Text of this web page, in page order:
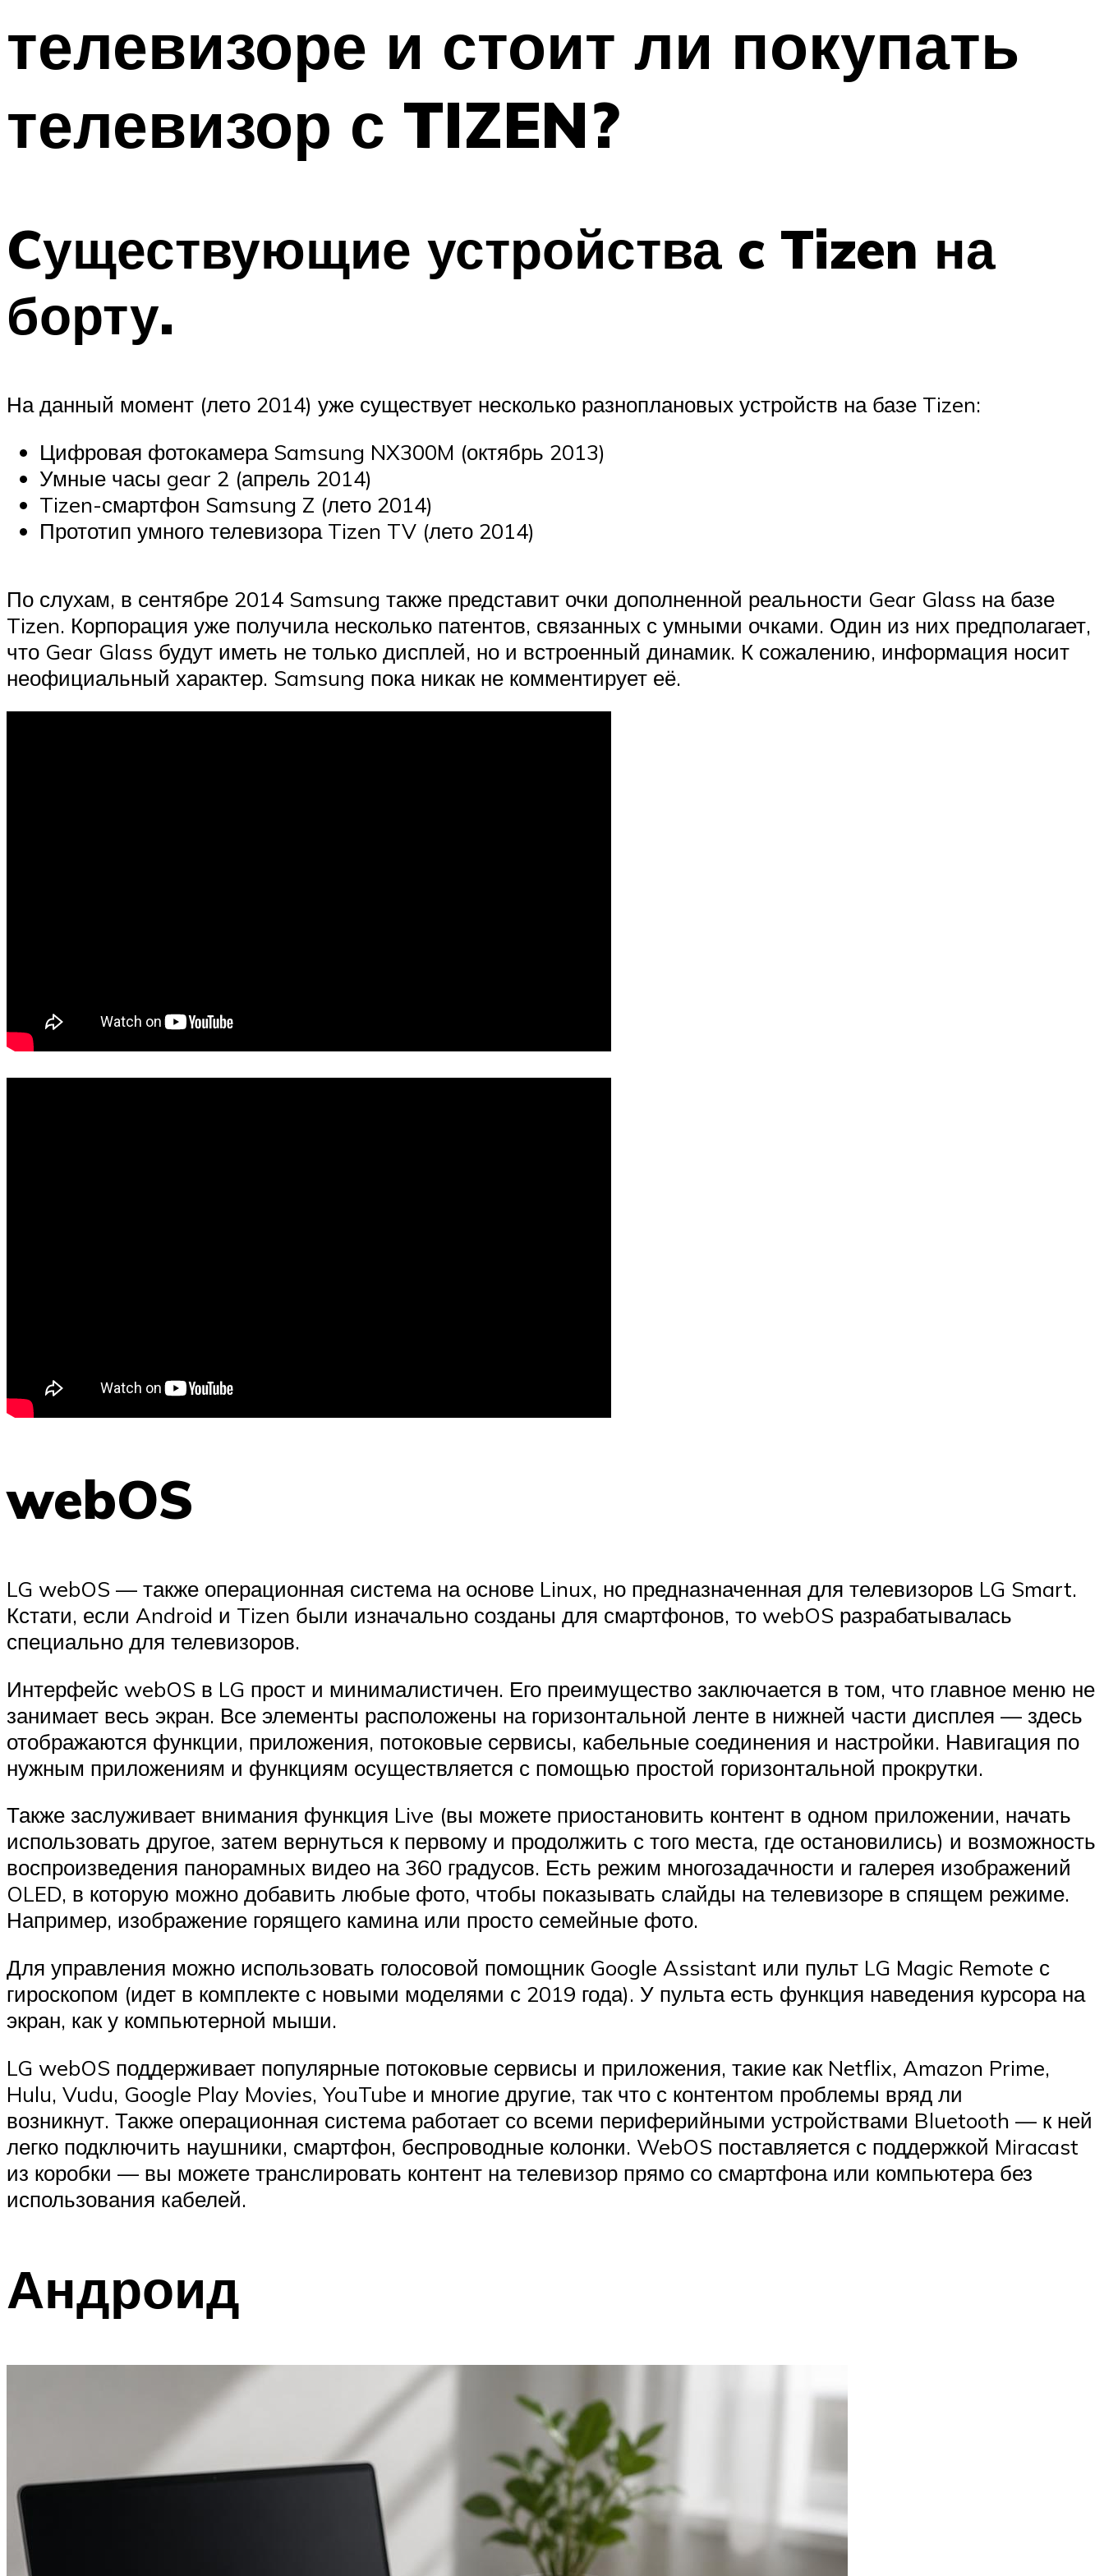
телевизоре и стоит ли покупать
телевизор с TIZEN?
Cуществующие устройства c Tizen на
борту.
На данный момент (лето 2014) уже существует несколько разноплановых устройств на базе Tizen:
Цифровая фотокамера Samsung NX300M (октябрь 2013)
Умные часы gear 2 (апрель 2014)
Tizen-смартфон Samsung Z (лето 2014)
Прототип умного телевизора Tizen TV (лето 2014)
По слухам, в сентябре 2014 Samsung также представит очки дополненной реальности Gear Glass на базе
Tizen. Корпорация уже получила несколько патентов, связанных с умными очками. Один из них предполагает,
что Gear Glass будут иметь не только дисплей, но и встроенный динамик. К сожалению, информация носит
неофициальный характер. Samsung пока никак не комментирует её.
webOS
LG webOS — также операционная система на основе Linux, но предназначенная для телевизоров LG Smart.
Кстати, если Android и Tizen были изначально созданы для смартфонов, то webOS разрабатывалась
специально для телевизоров.
Интерфейс webOS в LG прост и минималистичен. Его преимущество заключается в том, что главное меню не
занимает весь экран. Все элементы расположены на горизонтальной ленте в нижней части дисплея — здесь
отображаются функции, приложения, потоковые сервисы, кабельные соединения и настройки. Навигация по
нужным приложениям и функциям осуществляется с помощью простой горизонтальной прокрутки.
Также заслуживает внимания функция Live (вы можете приостановить контент в одном приложении, начать
использовать другое, затем вернуться к первому и продолжить с того места, где остановились) и возможность
воспроизведения панорамных видео на 360 градусов. Есть режим многозадачности и галерея изображений
OLED, в которую можно добавить любые фото, чтобы показывать слайды на телевизоре в спящем режиме.
Например, изображение горящего камина или просто семейные фото.
Для управления можно использовать голосовой помощник Google Assistant или пульт LG Magic Remote с
гироскопом (идет в комплекте с новыми моделями с 2019 года). У пульта есть функция наведения курсора на
экран, как у компьютерной мыши.
LG webOS поддерживает популярные потоковые сервисы и приложения, такие как Netflix, Amazon Prime,
Hulu, Vudu, Google Play Movies, YouTube и многие другие, так что с контентом проблемы вряд ли
возникнут. Также операционная система работает со всеми периферийными устройствами Bluetooth — к ней
легко подключить наушники, смартфон, беспроводные колонки. WebOS поставляется с поддержкой Miracast
из коробки — вы можете транслировать контент на телевизор прямо со смартфона или компьютера без
использования кабелей.
Андроид